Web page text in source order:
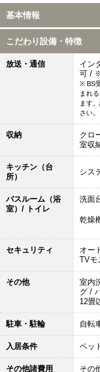
基本情報
こだわり設備・特徴
放送・通信
イン
可 /
※ BS
まれ
ます
さい。
収納
クロ
室収
キッチン（台
所）
シス
バスルーム（浴
室）/ トイレ
洗面
乾燥
セキュリティ オー
TVモ
その他
室内
グ /
12畳
駐車・駐輪 自転
入居条件 ペッ
その他諸費用
その